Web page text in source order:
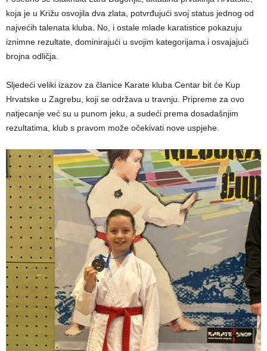
koja je u Križu osvojila dva zlata, potvrđujući svoj status jednog od
najvećih talenata kluba. No, i ostale mlade karatistice pokazuju
iznimne rezultate, dominirajući u svojim kategorijama i osvajajući
brojna odličja.
Sljedeći veliki izazov za članice Karate kluba Centar bit će Kup
Hrvatske u Zagrebu, koji se održava u travnju. Pripreme za ovo
natjecanje već su u punom jeku, a sudeći prema dosadašnjim
rezultatima, klub s pravom može očekivati nove uspjehe.